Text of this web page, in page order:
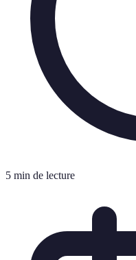
5 min de lecture